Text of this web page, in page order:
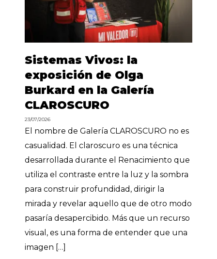
Sistemas Vivos: la
exposición de Olga
Burkard en la Galería
CLAROSCURO
23/07/2026
El nombre de Galería CLAROSCURO no es
casualidad. El claroscuro es una técnica
desarrollada durante el Renacimiento que
utiliza el contraste entre la luz y la sombra
para construir profundidad, dirigir la
mirada y revelar aquello que de otro modo
pasaría desapercibido. Más que un recurso
visual, es una forma de entender que una
imagen […]